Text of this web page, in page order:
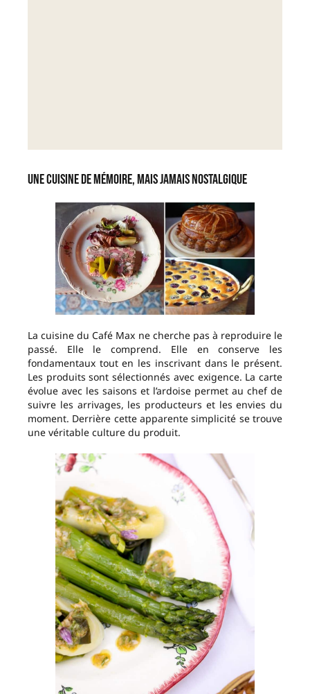
Une cuisine de mémoire, mais jamais nostalgique
La cuisine du Café Max ne cherche pas à reproduire le
passé. Elle le comprend. Elle en conserve les
fondamentaux tout en les inscrivant dans le présent.
Les produits sont sélectionnés avec exigence. La carte
évolue avec les saisons et l’ardoise permet au chef de
suivre les arrivages, les producteurs et les envies du
moment. Derrière cette apparente simplicité se trouve
une véritable culture du produit.